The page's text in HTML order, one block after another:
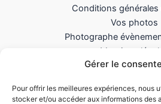
Gérer le
Pour offrir les meilleures expériences, nous
stocker et/ou accéder aux informations des
Conditions
Vos photos
Photographe
Mentions
Mes
Politique de